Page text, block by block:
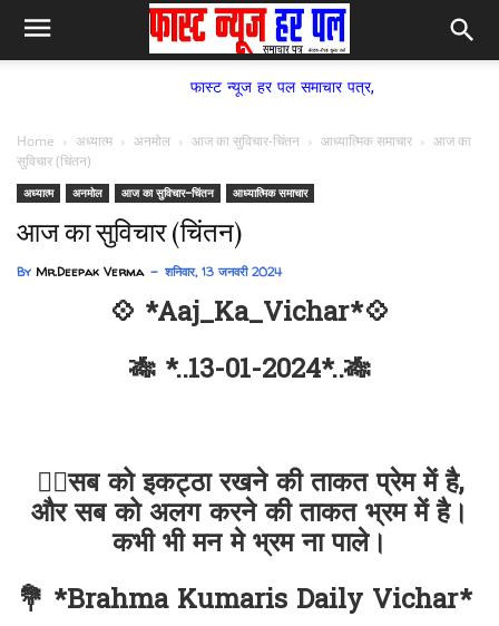
फास्ट न्यूज हर पल समाचार पत्र,
Home अध्यात्म अनमोल आज का सुविचार-चिंतन आध्यात्मिक समाचार
आज का
सुविचार (चिंतन)
अध्यात्म अनमोल आज का सुविचार-चिंतन आध्यात्मिक समाचार
आज का सुविचार (चिंतन)
By Mr.Deepak Verma शनिवार, 13 जनवरी 2024
💠 *Aaj_Ka_Vichar*💠
🎋 *..13-01-2024*..🎋
✍🏻सब को इकट्ठा रखने की ताकत प्रेम में है,
और सब को अलग करने की ताकत भ्रम में है।
कभी भी मन मे भ्रम ना पाले।
💐 *Brahma Kumaris Daily Vichar*